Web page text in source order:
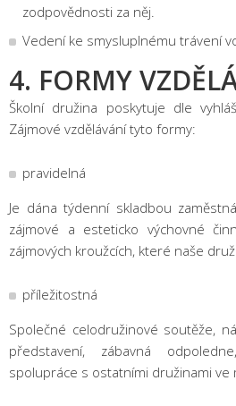
zodpovědnosti za něj.
Vedení ke smysluplnému trávení
4. FORMY
Školní družina poskytuje dle
Zájmové vzdělávání tyto formy:
pravidelná
Je dána týdenní skladbou
zájmové a esteticko výchovné
zájmových kroužcích, které naše
příležitostná
Společné celodružinové soutěže,
představení, zábavná
spolupráce s ostatními družinami ve